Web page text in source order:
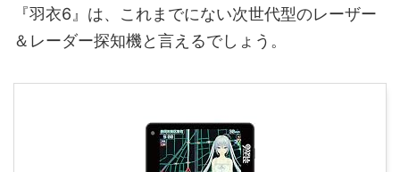
『羽衣6』は、これまでにない次世代型のレーザー
＆レーダー探知機と言えるでしょう。